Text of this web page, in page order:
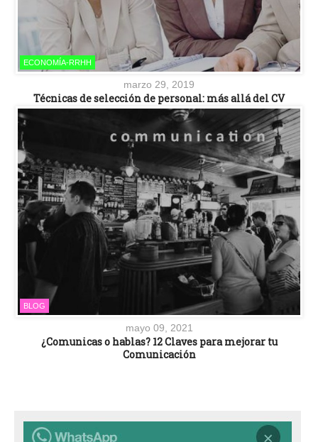
ECONOMÍA-RRHH
marzo 29, 2019
Técnicas de selección de personal: más allá del CV
BLOG
mayo 09, 2021
¿Comunicas o hablas? 12 Claves para mejorar tu
Comunicación